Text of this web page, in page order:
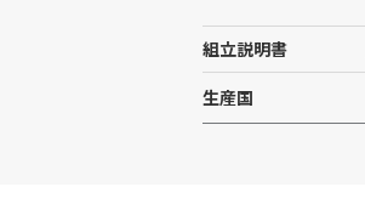
組立説明書
生産国